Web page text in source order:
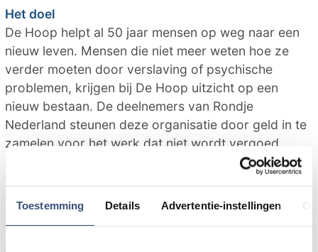
Toestemming Details Advertentie-instellingen
Het doel
De Hoop helpt al 50 jaar mensen op weg naar een
nieuw leven. Mensen die niet meer weten hoe ze
verder moeten door verslaving of psychische
problemen, krijgen bij De Hoop uitzicht op een
nieuw bestaan. De deelnemers van Rondje
Nederland steunen deze organisatie door geld in te
zamelen voor het werk dat niet wordt vergoed,
zoals de Inloophuizen in Dordrecht en Vlissingen,
werkervaringsplekken en zelfhulpgroepen. Dankzij
hun betrokkenheid kan De Hoop zich blijven